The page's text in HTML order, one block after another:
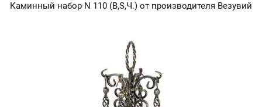
Каминный набор N 110 (B,S,Ч.) от производителя Везувий